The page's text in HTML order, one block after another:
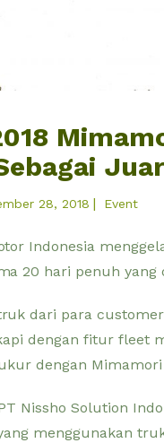
28, 2018 | Event
Indonesia
20 hari penuh yang
dari para
dengan fitur fleet
dengan Mimamori
Nissho Solution
menggunakan